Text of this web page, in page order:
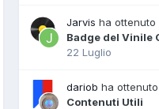
Jarvis ha ottenuto
Badge del Vinile
22 Luglio
dariob ha
Contenuti Utili